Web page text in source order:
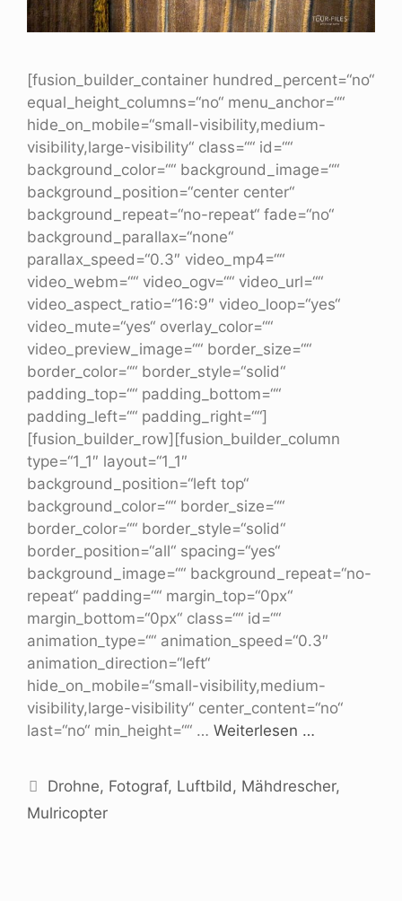
[fusion_builder_container hundred_percent=“no“
equal_height_columns=“no“ menu_anchor=““
hide_on_mobile=“small-visibility,medium-
visibility,large-visibility“ class=““ id=““
background_color=““ background_image=““
background_position=“center center“
background_repeat=“no-repeat“ fade=“no“
background_parallax=“none“
parallax_speed=“0.3″ video_mp4=““
video_webm=““ video_ogv=““ video_url=““
video_aspect_ratio=“16:9″ video_loop=“yes“
video_mute=“yes“ overlay_color=““
video_preview_image=““ border_size=““
border_color=““ border_style=“solid“
padding_top=““ padding_bottom=““
padding_left=““ padding_right=““]
[fusion_builder_row][fusion_builder_column
type=“1_1″ layout=“1_1″
background_position=“left top“
background_color=““ border_size=““
border_color=““ border_style=“solid“
border_position=“all“ spacing=“yes“
background_image=““ background_repeat=“no-
repeat“ padding=““ margin_top=“0px“
margin_bottom=“0px“ class=““ id=““
animation_type=““ animation_speed=“0.3″
animation_direction=“left“
hide_on_mobile=“small-visibility,medium-
visibility,large-visibility“ center_content=“no“
last=“no“ min_height=““ … Weiterlesen …
Drohne, Fotograf, Luftbild , Mähdrescher,
Mulricopter